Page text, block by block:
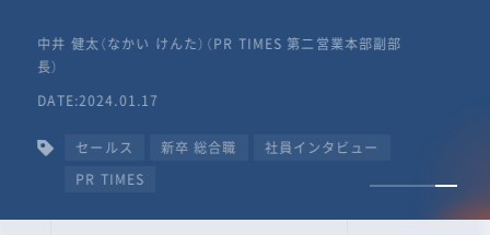
TIMESな人たち
中井 健太（なかい けんた）（PR TIMES 第二営業本部副部
DATE:2024.01.17
セールス 新卒 総合職
社員インタビュー
PR TIMES